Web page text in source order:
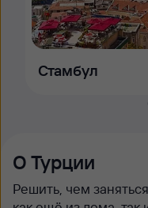
Стамбул
О Турции
Решить, чем